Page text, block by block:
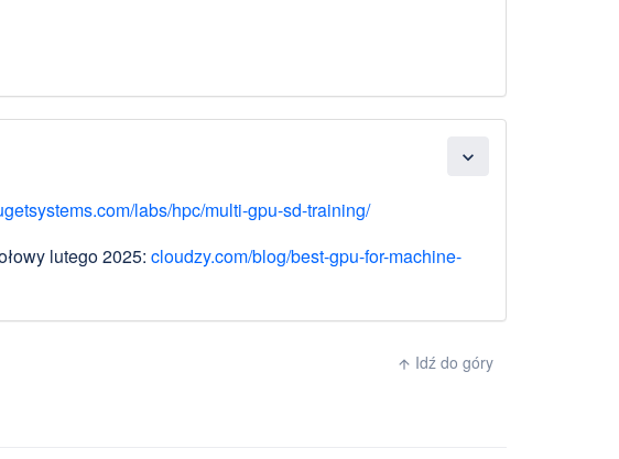
expand_more
labs/hpc/multi-gpu-sd-training/
lutego 2025: cloudzy.com/blog/best-gpu-for-machine-
arrow_upward Idź do góry